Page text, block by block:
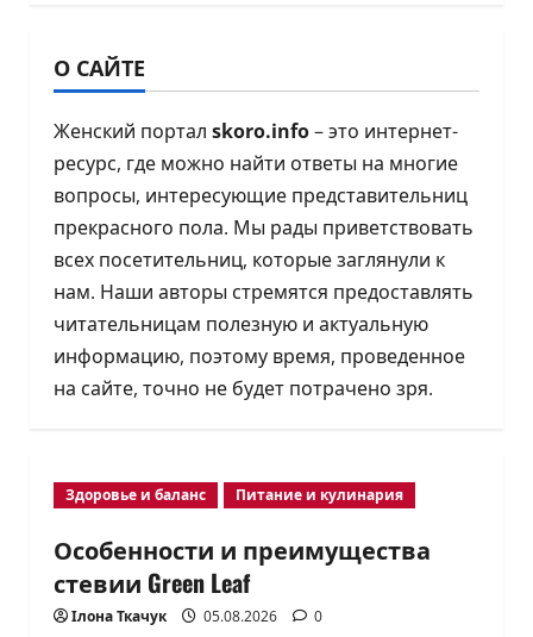
год
О САЙТЕ
Женский портал skoro.info– это интернет-
ресурс, где можно найти ответы на многие
вопросы, интересующие представительниц
прекрасного пола. Мы рады приветствовать
всех посетительниц, которые заглянули к
нам. Наши авторы стремятся предоставлять
читательницам полезную и актуальную
информацию, поэтому время, проведенное
на сайте, точно не будет потрачено зря.
Здоровье и баланс Питание и кулинария
Особенности и преимущества
стевии Green Leaf
Ілона Ткачук 05.08.2026 0